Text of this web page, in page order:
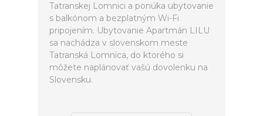
Tatranskej Lomnici a ponúka ubytovanie
s balkónom a bezplatným Wi-Fi
pripojením. Ubytovanie Apartmán LILU
sa nachádza v slovenskom meste
Tatranská Lomnica, do ktorého si
môžete naplánovať vašú dovolenku na
Slovensku.